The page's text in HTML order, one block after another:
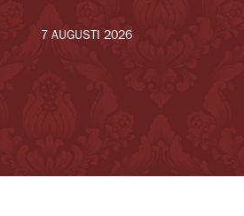
7 AUGUSTI 2026